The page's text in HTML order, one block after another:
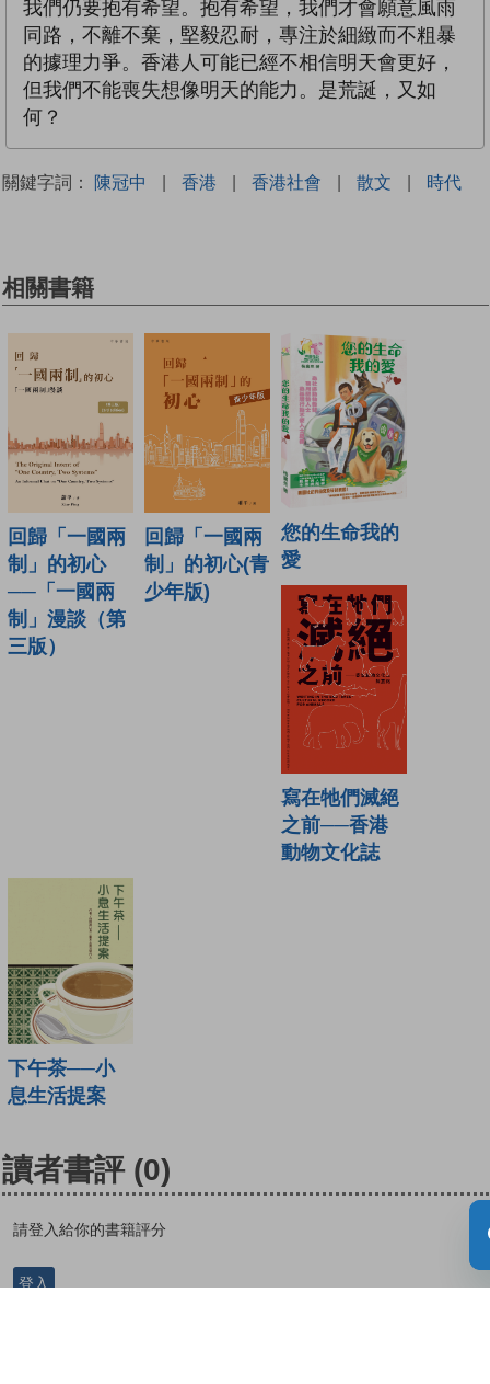
我們仍要抱有希望。抱有希望，我們才會願意風雨
同路，不離不棄，堅毅忍耐，專注於細緻而不粗暴
的據理力爭。香港人可能已經不相信明天會更好，
但我們不能喪失想像明天的能力。是荒誕，又如
何？
關鍵字詞： 陳冠中 | 香港 | 香港社會 | 散文 | 時代
相關書籍
回歸「一國兩
制」的初心
──「一國兩
制」漫談（第
三版）
回歸「一國兩
制」的初心(青
少年版)
您的生命我的
愛
寫在牠們滅絕
之前──香港
動物文化誌
下午茶──小
息生活提案
讀者書評 (0)
請登入給你的書籍評分
登入